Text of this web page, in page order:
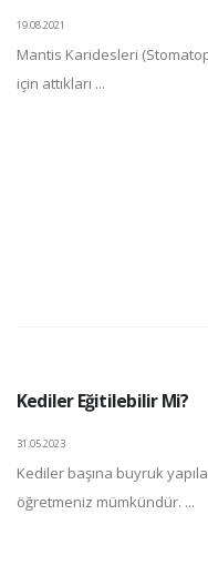
19.08.2021
Mantis Karidesleri
için attıkları ...
Kediler Eğitilebilir Mi?
31.05.2023
Kediler başına buyruk
öğretmeniz mümkündür. ...